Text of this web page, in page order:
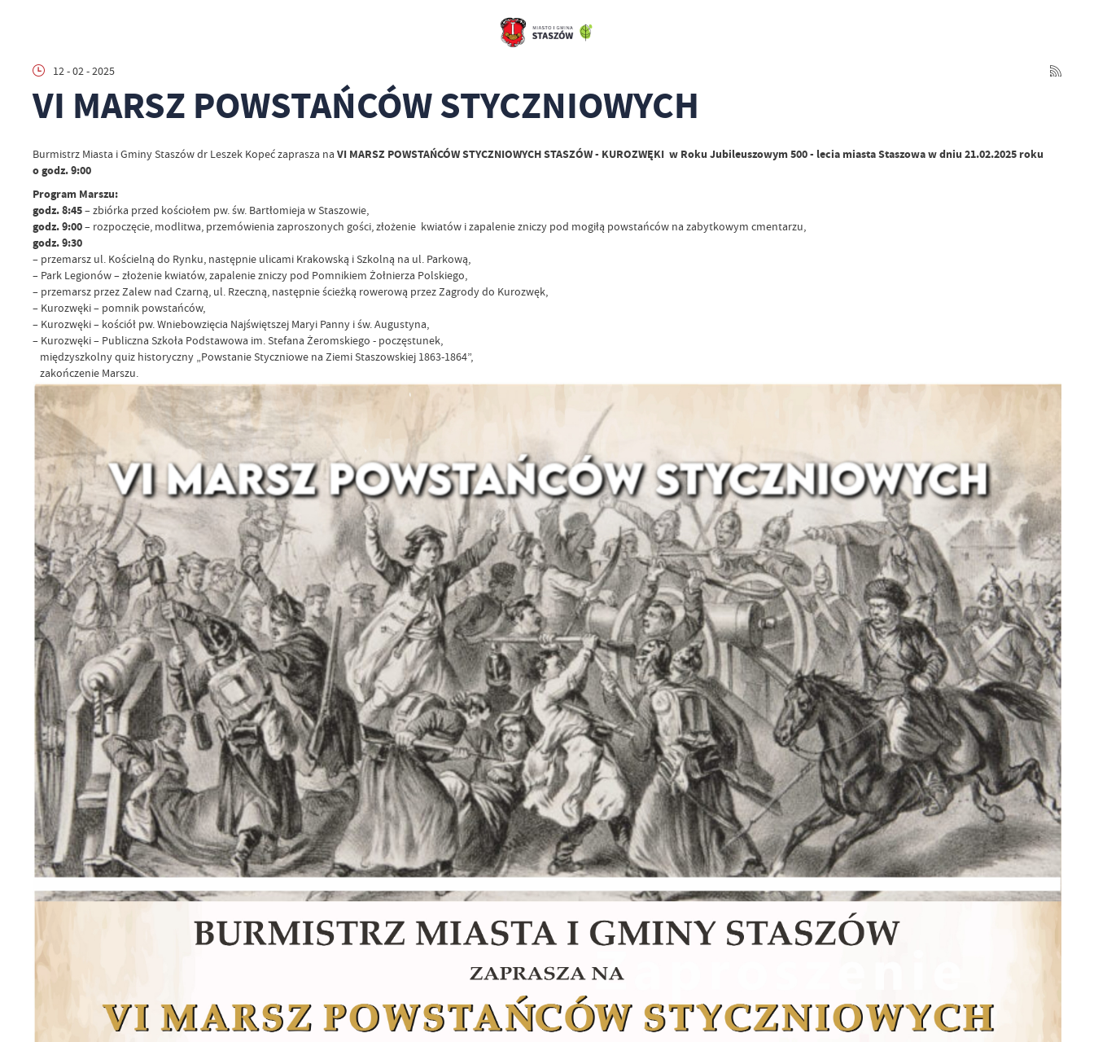
12 - 02 - 2025
VI MARSZ POWSTAŃCÓW STYCZNIOWYCH
Burmistrz Miasta i Gminy Staszów dr Leszek Kopeć zaprasza na VI MARSZ POWSTAŃCÓW STYCZNIOWYCH STASZÓW - KUROZWĘKI w Roku Jubileuszowym 500 - lecia miasta Staszowa w dniu 21.02.2025 roku
o godz. 9:00
Program Marszu:
godz. 8:45– zbiórka przed kościołem pw. św. Bartłomieja w Staszowie,
godz. 9:00– rozpoczęcie, modlitwa, przemówienia zaproszonych gości, złożenie kwiatów i zapalenie zniczy pod mogiłą powstańców na zabytkowym cmentarzu,
godz. 9:30
– przemarsz ul. Kościelną do Rynku, następnie ulicami Krakowską i Szkolną na ul. Parkową,
– Park Legionów – złożenie kwiatów, zapalenie zniczy pod Pomnikiem Żołnierza Polskiego,
– przemarsz przez Zalew nad Czarną, ul. Rzeczną, następnie ścieżką rowerową przez Zagrody do Kurozwęk,
– Kurozwęki – pomnik powstańców,
– Kurozwęki – kościół pw. Wniebowzięcia Najświętszej Maryi Panny i św. Augustyna,
– Kurozwęki – Publiczna Szkoła Podstawowa im. Stefana Żeromskiego - poczęstunek,
międzyszkolny quiz historyczny „Powstanie Styczniowe na Ziemi Staszowskiej 1863-1864”,
zakończenie Marszu.